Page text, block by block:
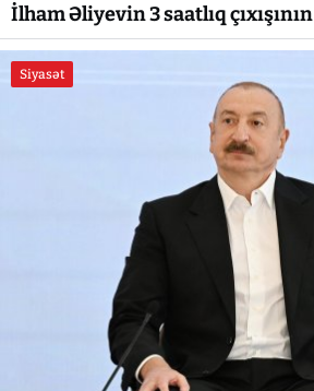
İlham Əliyevin 3 saatlıq çıxışının
Siyasət